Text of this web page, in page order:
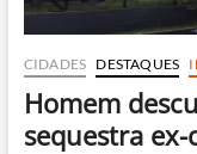
CIDADES DESTAQUES
Homem
sequestra